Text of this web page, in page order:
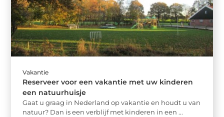
Vakantie
Reserveer voor een vakantie met uw kinderen
een natuurhuisje
Gaat u graag in Nederland op vakantie en houdt u van
natuur? Dan is een verblijf met kinderen in een ...